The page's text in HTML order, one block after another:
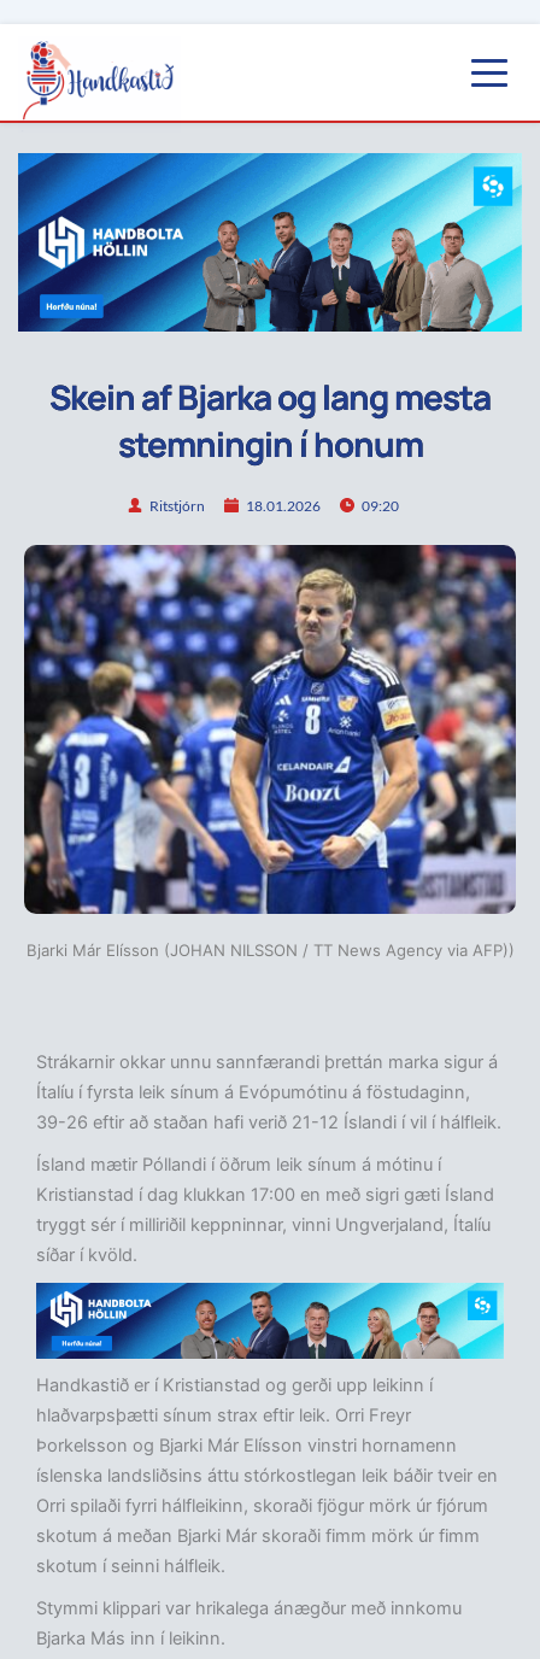
Skein af Bjarka og lang mesta
stemningin í honum
Ritstjórn 18.01.2026 09:20
Bjarki Már Elísson (JOHAN NILSSON / TT News Agency via AFP))
Strákarnir okkar unnu sannfærandi þrettán marka sigur á
Ítalíu í fyrsta leik sínum á Evópumótinu á föstudaginn,
39-26 eftir að staðan hafi verið 21-12 Íslandi í vil í hálfleik.
Ísland mætir Póllandi í öðrum leik sínum á mótinu í
Kristianstad í dag klukkan 17:00 en með sigri gæti Ísland
tryggt sér í milliriðil keppninnar, vinni Ungverjaland, Ítalíu
síðar í kvöld.
Handkastið er í Kristianstad og gerði upp leikinn í
hlaðvarpsþætti sínum strax eftir leik. Orri Freyr
Þorkelsson og Bjarki Már Elísson vinstri hornamenn
íslenska landsliðsins áttu stórkostlegan leik báðir tveir en
Orri spilaði fyrri hálfleikinn, skoraði fjögur mörk úr fjórum
skotum á meðan Bjarki Már skoraði fimm mörk úr fimm
skotum í seinni hálfleik.
Stymmi klippari var hrikalega ánægður með innkomu
Bjarka Más inn í leikinn.